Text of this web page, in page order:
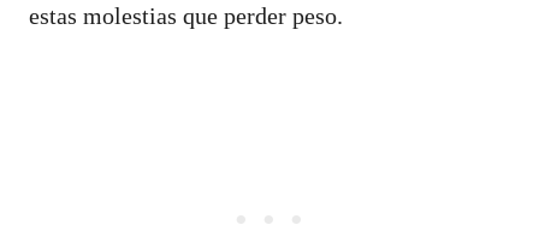
estas molestias que perder peso.